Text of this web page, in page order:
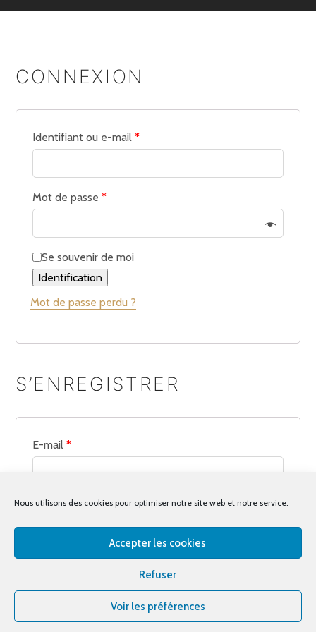
Nous utilisons des cookies pour optimiser notre site web et notre service.
Accepter les cookies
Refuser
Voir les préférences
CONNEXION
Identifiant ou e-mail *
Mot de passe *
Se souvenir de moi
Identification
Mot de passe perdu ?
S’ENREGISTRER
E-mail *
Un lien permettant de définir un nouveau mot de
Vos données personnelles seront utilisées pour
vous accompagner au cours de votre visite du site
web, gérer l’accès à votre compte, et pour d’autres
raisons décrites dans notrepolitique de